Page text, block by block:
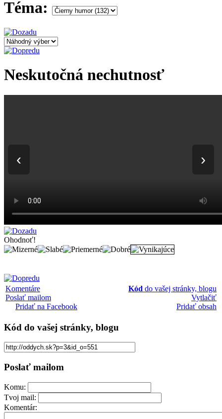
Téma:
Neskutočná nechutnosť
‹ ›
Ohodnoť!
Komentáre
Poslať mailom
Pridať na Facebook
Kód do vašej stránky, blogu
Vytlačiť
Pridať obsah
Kód do vašej stránky, blogu
Poslať mailom
Komu:
Tvoj mail:
Komentár: